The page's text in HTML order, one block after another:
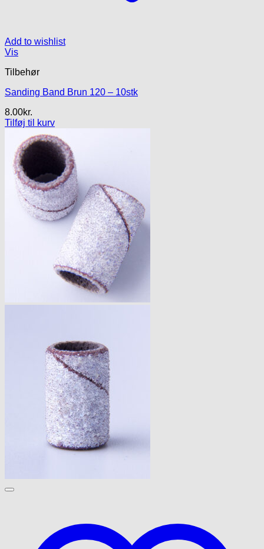
Add to wishlist
Vis
Tilbehør
Sanding Band Brun 120 – 10stk
8.00kr.
Tilføj til kurv